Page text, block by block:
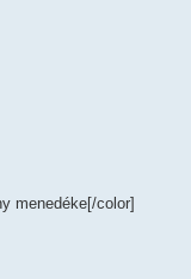
menedéke[/color]